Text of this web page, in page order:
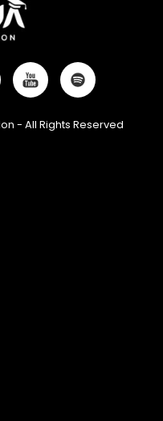
- All Rights Reserved